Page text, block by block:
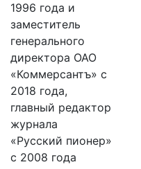
1996 года и
заместитель
генерального
директора ОАО
«Коммерсантъ» с
2018 года,
главный редактор
журнала
«Русский пионер»
с 2008 года